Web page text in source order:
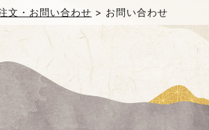
文・お問い合わせ > お問い合わせ